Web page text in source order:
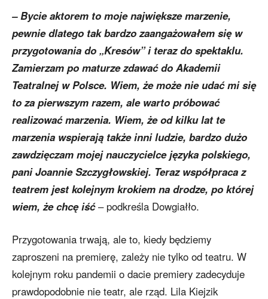
– Bycie aktorem to moje największe marzenie,
pewnie dlatego tak bardzo zaangażowałem się w
przygotowania do „Kresów” i teraz do spektaklu.
Zamierzam po maturze zdawać do Akademii
Teatralnej w Polsce. Wiem, że może nie udać mi się
to za pierwszym razem, ale warto próbować
realizować marzenia. Wiem, że od kilku lat te
marzenia wspierają także inni ludzie, bardzo dużo
zawdzięczam mojej nauczycielce języka polskiego,
pani Joannie Szczygłowskiej. Teraz współpraca z
teatrem jest kolejnym krokiem na drodze, po której
wiem, że chcę iść– podkreśla Dowgiałło.
Przygotowania trwają, ale to, kiedy będziemy
zaproszeni na premierę, zależy nie tylko od teatru. W
kolejnym roku pandemii o dacie premiery zadecyduje
prawdopodobnie nie teatr, ale rząd. Lila Kiejzik